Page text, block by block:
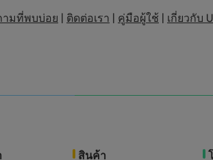
ามที่พบบ่อย | ติดต่อเรา | คู่มือผู้ใช้ | เกี่ยวกับ
สินค้า